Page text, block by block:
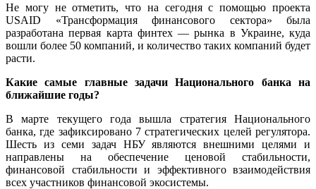
Не могу не отметить, что на сегодня с помощью проекта
USAID «Трансформация финансового сектора» была
разработана первая карта финтех — рынка в Украине, куда
вошли более 50 компаний, и количество таких компаний будет
расти.
Какие самые главные задачи Национального банка на
ближайшие годы?
В марте текущего года вышла стратегия Национального
банка, где зафиксировано 7 стратегических целей регулятора.
Шесть из семи задач НБУ являются внешними целями и
направлены на обеспечение ценовой стабильности,
финансовой стабильности и эффективного взаимодействия
всех участников финансовой экосистемы.